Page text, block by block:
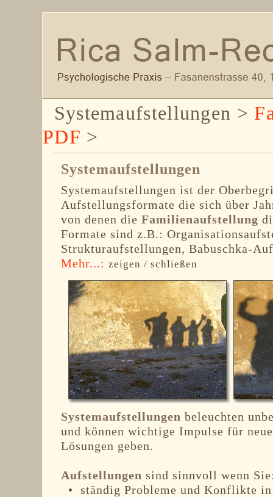
Systemaufstellungen >
PDF >
Systemaufstellungen
Systemaufstellungen ist der
Aufstellungsformate die sich über
von denen die Familienaufstellung
Formate sind z.B.:
Strukturaufstellungen, Babuschka-
Mehr...: zeigen / schließen
Systemaufstellungen beleuchten
und können wichtige Impulse für
Lösungen geben.
Aufstellungen sind sinnvoll wenn
• ständig Probleme und Konflikte